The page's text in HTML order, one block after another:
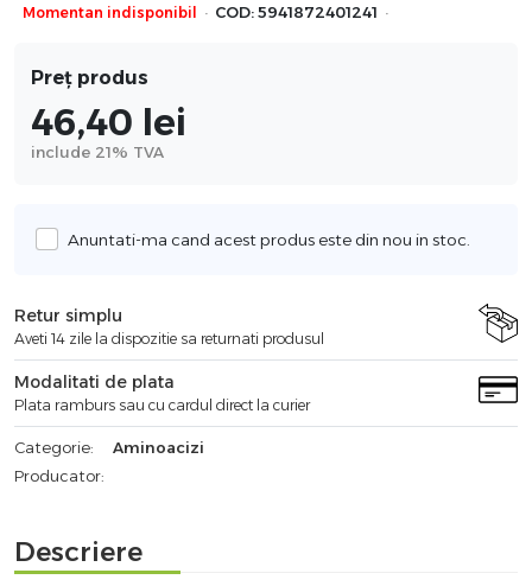
Momentan indisponibil · COD: 5941872401241 ·
Preț produs
46,40 lei
include 21% TVA
Anuntati-ma cand acest produs este din nou in stoc.
Retur simplu
Aveti 14 zile la dispozitie sa returnati produsul
Modalitati de plata
Plata ramburs sau cu cardul direct la curier
Categorie:
Aminoacizi
Producator:
Descriere